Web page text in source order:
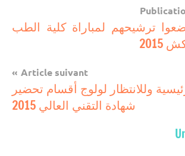
ترشيحهم لمباراة كلية الطب
Article suivant
وللانتظار لولوج أقسام تحضير
شهادة التقني العالي 2015